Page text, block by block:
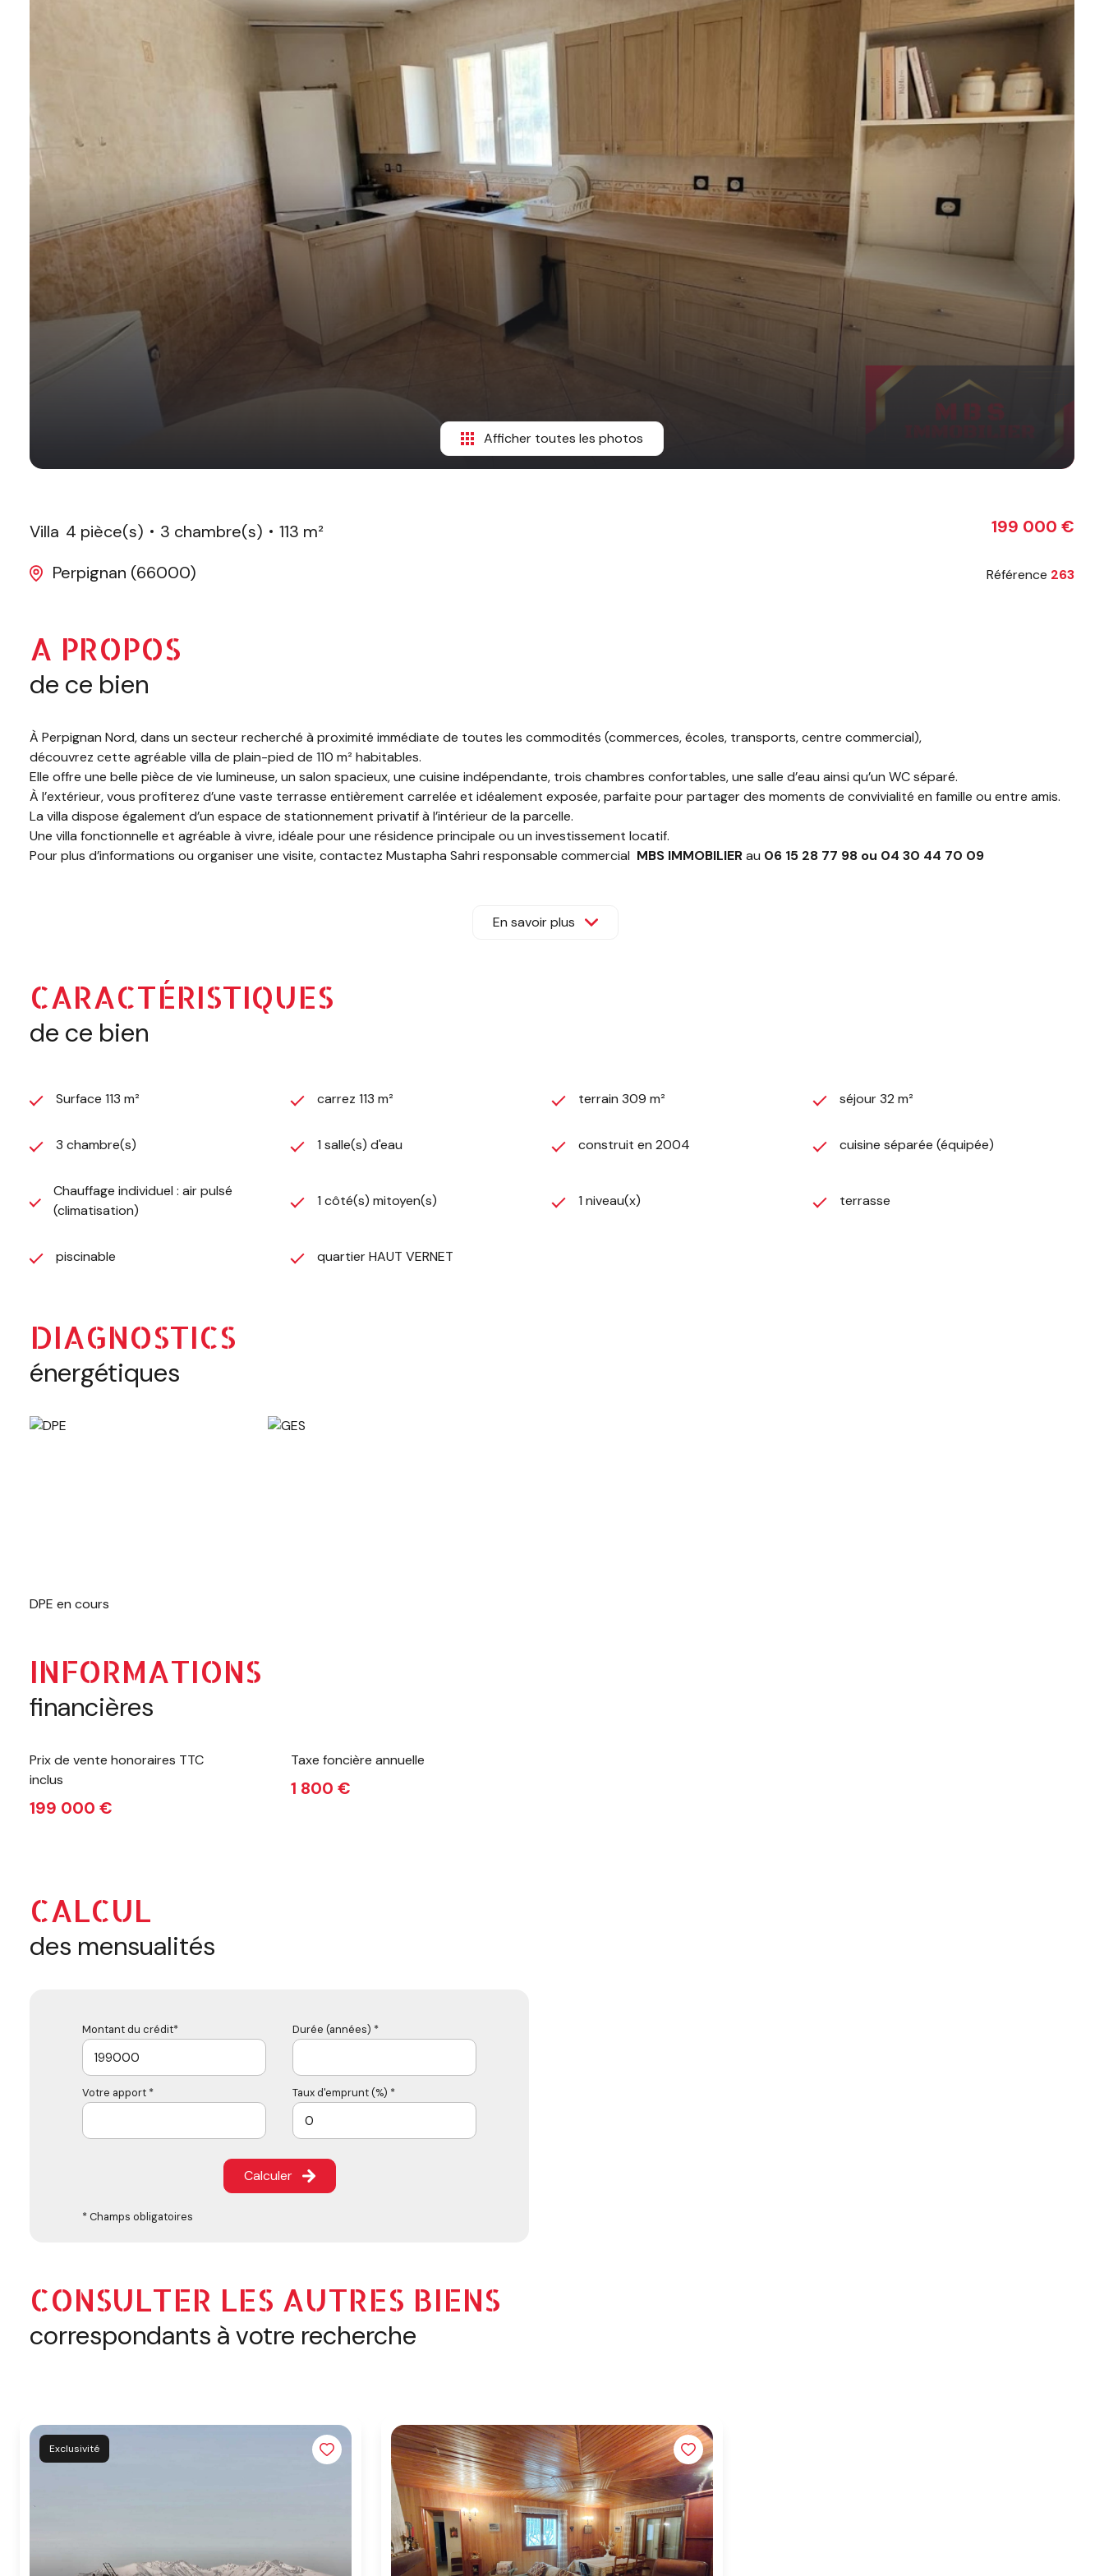
Afficher toutes les photos
Villa 4 pièce(s) 3 chambre(s)
113 m²
Perpignan (66000)
199 000 €
Référence 263
A PROPOS
de ce bien
À Perpignan Nord, dans un secteur recherché à proximité immédiate de toutes les commodités (commerces, écoles, transports, centre commercial),
découvrez cette agréable villa de plain-pied de 110 m² habitables.
Elle offre une belle pièce de vie lumineuse, un salon spacieux, une cuisine indépendante, trois chambres confortables, une salle d’eau ainsi qu’un WC séparé.
À l’extérieur, vous profiterez d’une vaste terrasse entièrement carrelée et idéalement exposée, parfaite pour partager des moments de convivialité en famille ou entre amis.
La villa dispose également d’un espace de stationnement privatif à l’intérieur de la parcelle.
Une villa fonctionnelle et agréable à vivre, idéale pour une résidence principale ou un investissement locatif.
Pour plus d’informations ou organiser une visite, contactez Mustapha Sahri responsable commercial MBS IMMOBILIERau 06 15 28 77 98 ou 04 30 44 70 09
En savoir plus
CARACTÉRISTIQUES
de ce bien
Surface 113 m² carrez 113 m² terrain 309 m² séjour 32 m²
3 chambre(s) 1 salle(s) d'eau construit en 2004 cuisine séparée (équipée)
Chauffage individuel : air pulsé
(climatisation)
1 côté(s) mitoyen(s) 1 niveau(x) terrasse
piscinable quartier HAUT VERNET
DIAGNOSTICS
énergétiques
DPE en cours
INFORMATIONS
financières
Prix de vente honoraires TTC
inclus
199 000 €
Taxe foncière annuelle
1 800 €
CALCUL
des mensualités
Montant du crédit* Durée (années) *
Votre apport * Taux d'emprunt (%) *
Calculer
* Champs obligatoires
CONSULTER LES AUTRES BIENS
correspondants à votre recherche
Exclusivité